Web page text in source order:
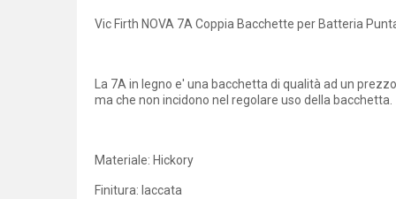
Vic Firth NOVA 7A Coppia Bacchette per Batteria
La 7A in legno e' una bacchetta di qualità ad un
ma che non incidono nel regolare uso della bacchetta.
Materiale: Hickory
Finitura: laccata